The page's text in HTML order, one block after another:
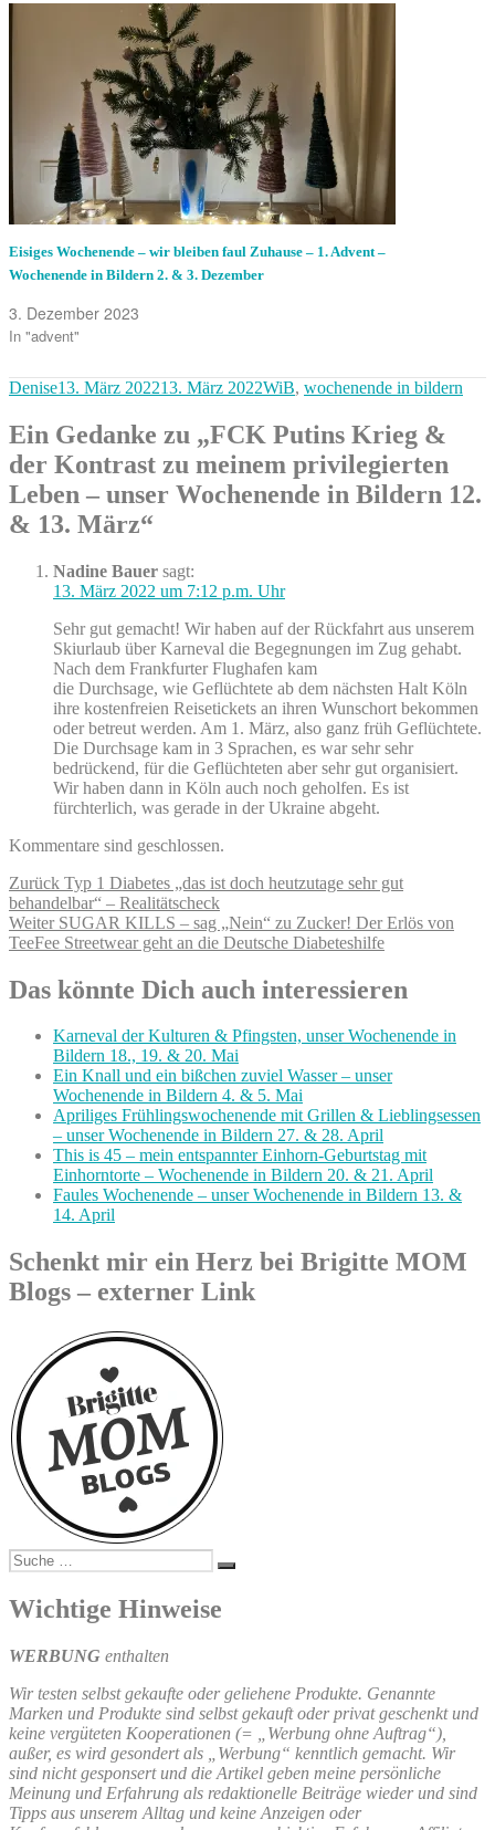
Eisiges Wochenende – wir bleiben faul Zuhause – 1. Advent –
Wochenende in Bildern 2. & 3. Dezember
3. Dezember 2023
In "advent"
Autor
DeniseVeröffentlicht
13. März 202213. März 2022Kategorien
WiB, wochenende in bildern
Ein Gedanke zu „FCK Putins Krieg &
der Kontrast zu meinem privilegierten
Leben – unser Wochenende in Bildern 12.
& 13. März“
Nadine Bauer sagt:
13. März 2022 um 7:12 p.m. Uhr
Sehr gut gemacht! Wir haben auf der Rückfahrt aus unserem
Skiurlaub über Karneval die Begegnungen im Zug gehabt.
Nach dem Frankfurter Flughafen kam
die Durchsage, wie Geflüchtete ab dem nächsten Halt Köln
ihre kostenfreien Reisetickets an ihren Wunschort bekommen
oder betreut werden. Am 1. März, also ganz früh Geflüchtete.
Die Durchsage kam in 3 Sprachen, es war sehr sehr
bedrückend, für die Geflüchteten aber sehr gut organisiert.
Wir haben dann in Köln auch noch geholfen. Es ist
fürchterlich, was gerade in der Ukraine abgeht.
Kommentare sind geschlossen.
Beitragsnavigation
Zurück Vorheriger
Beitrag:
Typ 1 Diabetes „das ist doch heutzutage sehr gut
behandelbar“ – Realitätscheck
Weiter Nächster
Beitrag:
SUGAR KILLS – sag „Nein“ zu Zucker! Der Erlös von
TeeFee Streetwear geht an die Deutsche Diabeteshilfe
Das könnte Dich auch interessieren
Karneval der Kulturen & Pfingsten, unser Wochenende in
Bildern 18., 19. & 20. Mai
Ein Knall und ein bißchen zuviel Wasser – unser
Wochenende in Bildern 4. & 5. Mai
Apriliges Frühlingswochenende mit Grillen & Lieblingsessen
– unser Wochenende in Bildern 27. & 28. April
This is 45 – mein entspannter Einhorn-Geburtstag mit
Einhorntorte – Wochenende in Bildern 20. & 21. April
Faules Wochenende – unser Wochenende in Bildern 13. &
14. April
Schenkt mir ein Herz bei Brigitte MOM
Blogs – externer Link
Suche
nach:
Suchen
Wichtige Hinweise
WERBUNG enthalten
Wir testen selbst gekaufte oder geliehene Produkte. Genannte
Marken und Produkte sind selbst gekauft oder privat geschenkt und
keine vergüteten Kooperationen (= „Werbung ohne Auftrag“),
außer, es wird gesondert als „Werbung“ kenntlich gemacht. Wir
sind nicht gesponsert und die Artikel geben meine persönliche
Meinung und Erfahrung als redaktionelle Beiträge wieder und sind
Tipps aus unserem Alltag und keine Anzeigen oder